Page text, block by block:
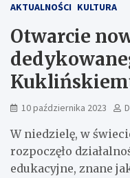
AKTUALNOŚCI KULTURA
Otwarcie
10 października 2023
W niedzielę, w
rozpoczęło
edukacyjne, znane